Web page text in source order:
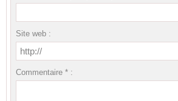
Site web :
Commentaire * :